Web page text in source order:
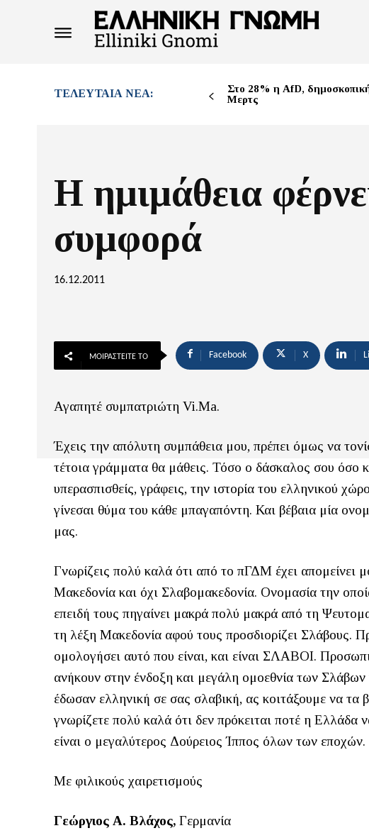
ΤΕΛΕΥΤΑΊΑ ΝΈΑ:
Στο 28% η AfD,
Μερτς
Η ημιμάθεια
συμφορά
16.12.2011
ΜΟΙΡΑΣΤΕΊΤΕ ΤΟ Facebook X
Αγαπητέ συμπατριώτη Vi.Ma.
Έχεις την απόλυτη συμπάθεια μου, πρέπει όμως να
τέτοια γράμματα θα μάθεις. Τόσο ο δάσκαλος σου όσο
υπερασπισθείς, γράφεις, την ιστορία του ελληνικού
γίνεσαι θύμα του κάθε μπαγαπόντη. Και βέβαια μία
μας.
Γνωρίζεις πολύ καλά ότι από το πΓΔΜ έχει απομείνει
Μακεδονία και όχι Σλαβομακεδονία. Ονομασία την
επειδή τους πηγαίνει μακρά πολύ μακρά από τη
τη λέξη Μακεδονία αφού τους προσδιορίζει Σλάβους.
ομολογήσει αυτό που είναι, και είναι ΣΛΑΒΟΙ.
ανήκουν στην ένδοξη και μεγάλη ομοεθνία των
έδωσαν ελληνική σε σας σλαβική, ας κοιτάξουμε να
γνωρίζετε πολύ καλά ότι δεν πρόκειται ποτέ η Ελλάδα
είναι ο μεγαλύτερος Δούρειος Ίππος όλων των εποχών.
Με φιλικούς χαιρετισμούς
Γεώργιος Α. Βλάχος, Γερμανία